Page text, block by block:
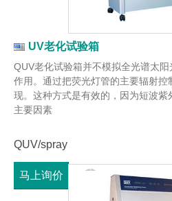
UV老化试验箱
QUV老化试验箱并不模拟全光谱太
作用。通过把荧光灯管的主要辐射
现。这种方式是有效的，因为短波
主要因素
QUV/spray
马上询价